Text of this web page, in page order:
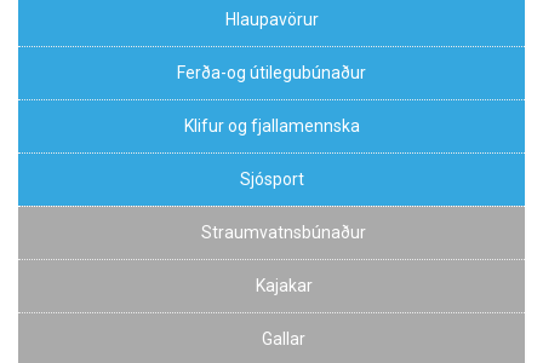
Hlaupavörur
Ferða-og útilegubúnaður
Klifur og fjallamennska
Sjósport
Straumvatnsbúnaður
Kajakar
Gallar